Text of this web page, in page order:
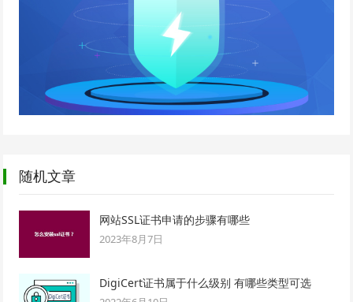
随机文章
网站SSL证书申请的步骤有哪些
2023年8月7日
DigiCert证书属于什么级别 有哪些类型可选